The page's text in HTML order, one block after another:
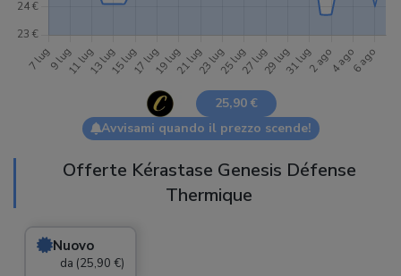
25,90 €
Avvisami quando il prezzo scende!
Offerte Kérastase Genesis Défense
Thermique
Nuovo
da (25,90 €)